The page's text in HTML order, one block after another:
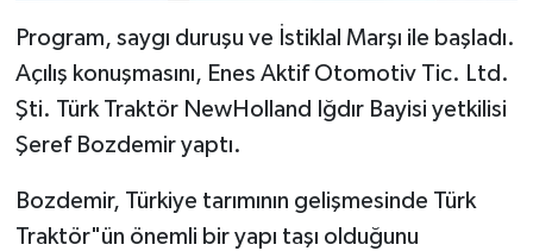
Program, saygı duruşu ve İstiklal Marşı ile başladı.
Açılış konuşmasını, Enes Aktif Otomotiv Tic. Ltd.
Şti. Türk Traktör NewHolland Iğdır Bayisi yetkilisi
Şeref Bozdemir yaptı.
Bozdemir, Türkiye tarımının gelişmesinde Türk
Traktör"ün önemli bir yapı taşı olduğunu